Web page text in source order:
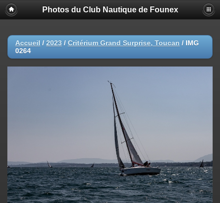
Photos du Club Nautique de Founex
Accueil / 2023 / Critérium Grand Surprise, Toucan / IMG
0264